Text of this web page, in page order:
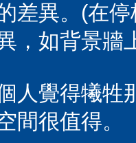
差異。(在
，如背景牆
人覺得犧牲
間很值得。